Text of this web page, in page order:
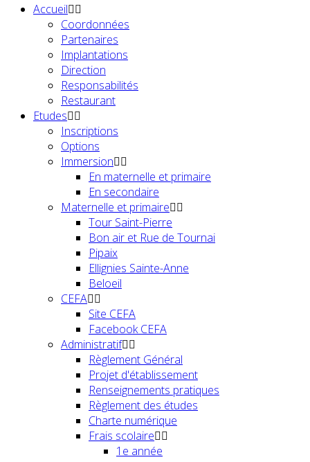
Accueil
Coordonnées
Partenaires
Implantations
Direction
Responsabilités
Restaurant
Etudes
Inscriptions
Options
Immersion
En maternelle et primaire
En secondaire
Maternelle et primaire
Tour Saint-Pierre
Bon air et Rue de Tournai
Pipaix
Ellignies Sainte-Anne
Beloeil
CEFA
Site CEFA
Facebook CEFA
Administratif
Règlement Général
Projet d'établissement
Renseignements pratiques
Règlement des études
Charte numérique
Frais scolaire
1e année